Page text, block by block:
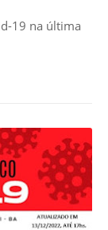
19 na última